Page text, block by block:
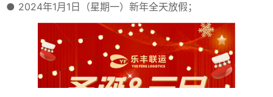
● 2024年1月1日（星期一）新年全天放假；